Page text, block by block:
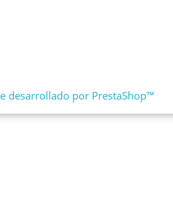
desarrollado por PrestaShop™